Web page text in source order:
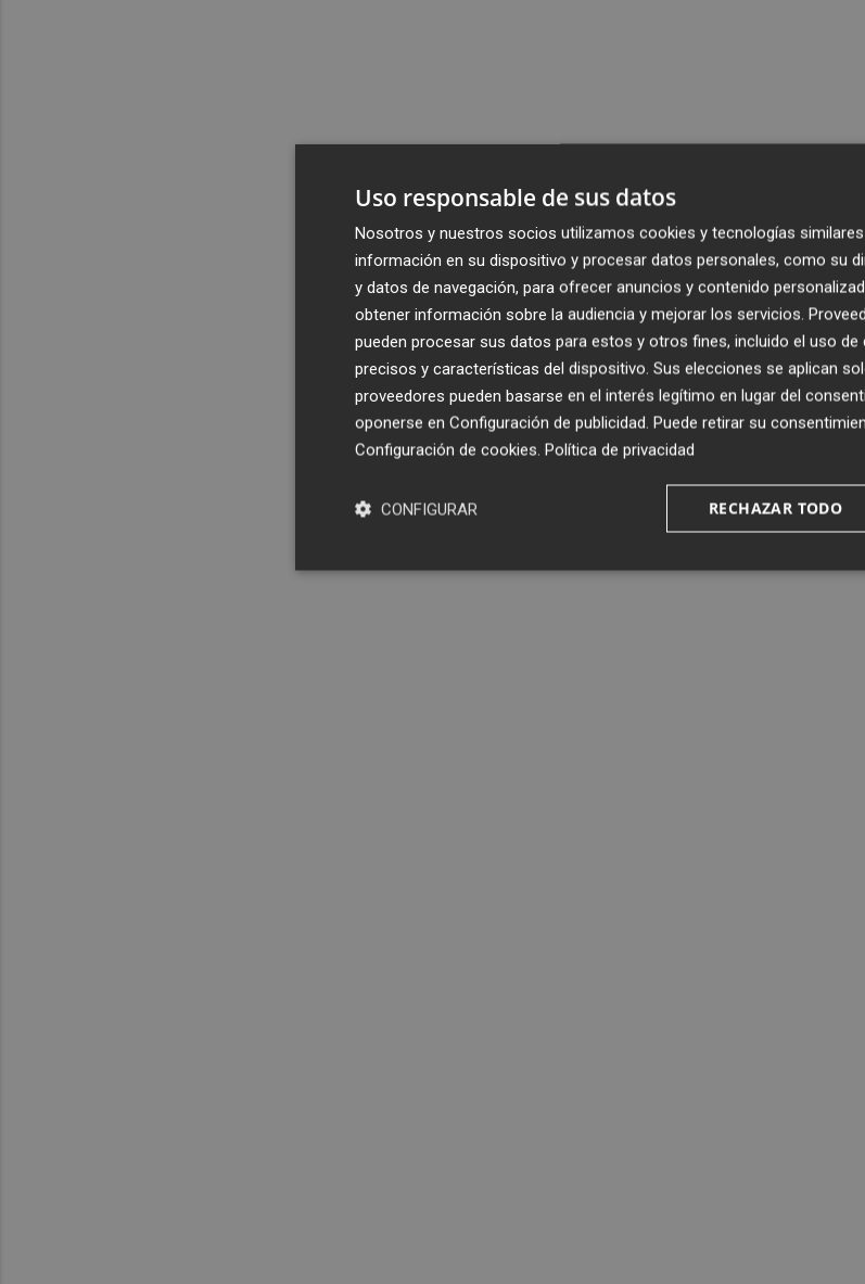
Uso responsable de sus datos
Nosotros y nuestros socios utilizamos cookies y tecnologías
información en su dispositivo y procesar datos personales, como su
y datos de navegación, para ofrecer anuncios y contenido
obtener información sobre la audiencia y mejorar los servicios.
pueden procesar sus datos para estos y otros fines, incluido el uso
precisos y características del dispositivo. Sus elecciones se aplican
proveedores pueden basarse en el interés legítimo en lugar del
oponerse en Configuración de publicidad. Puede retirar su
Configuración de cookies. Política de privacidad
RECHAZAR TODO
CONFIGURAR